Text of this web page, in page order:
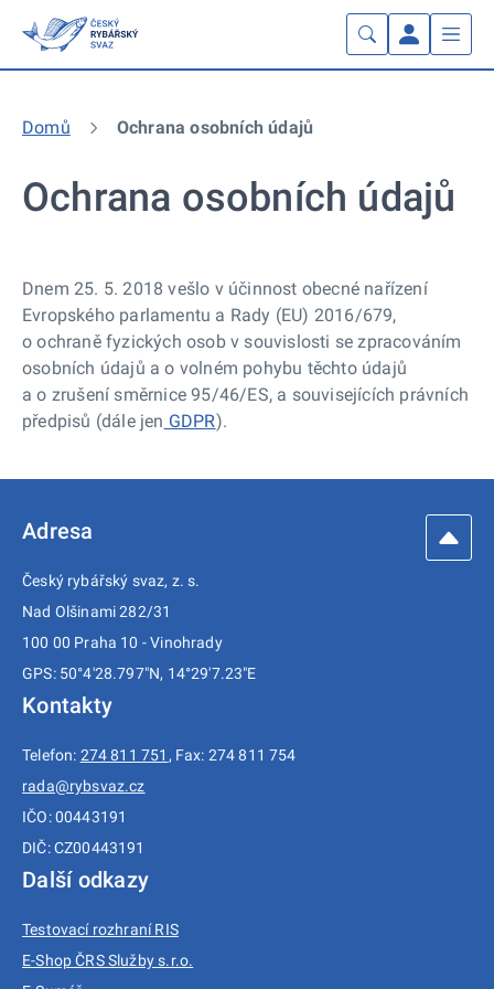
Domů Ochrana osobních údajů
Ochrana osobních údajů
Dnem 25. 5. 2018 vešlo v účinnost obecné nařízení
Evropského parlamentu a Rady (EU) 2016/679,
o ochraně fyzických osob v souvislosti se zpracováním
osobních údajů a o volném pohybu těchto údajů
a o zrušení směrnice 95/46/ES, a souvisejících právních
předpisů (dále jen GDPR).
Adresa
Český rybářský svaz, z. s.
Nad Olšinami 282/31
100 00 Praha 10 - Vinohrady
GPS: 50°4'28.797"N, 14°29'7.23"E
Kontakty
Telefon: 274 811 751 , Fax: 274 811 754
rada@rybsvaz.cz
IČO: 00443191
DIČ: CZ00443191
Další odkazy
Testovací rozhraní RIS
E-Shop ČRS Služby s.r.o.